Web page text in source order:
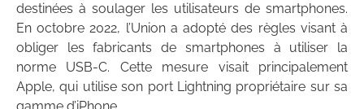
destinées à soulager les utilisateurs de smartphones.
En octobre 2022, l’Union a adopté des règles visant à
obliger les fabricants de smartphones à utiliser la
norme USB-C. Cette mesure visait principalement
Apple, qui utilise son port Lightning propriétaire sur sa